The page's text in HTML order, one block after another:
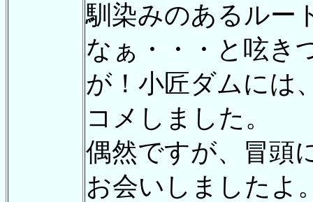
馴染みのあるルー
なぁ・・・と呟き
が！小匠ダムには
コメしました。
偶然ですが、冒頭
お会いしましたよ